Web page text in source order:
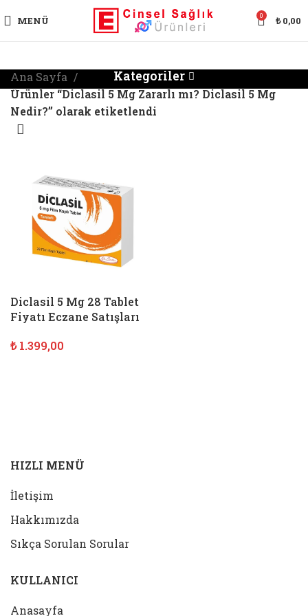
MENÜ 0 ₺0,00
Kategoriler
Ana Sayfa
Ürünler “Diclasil 5 Mg Zararlı mı? Diclasil 5 Mg
Nedir?” olarak etiketlendi
Diclasil 5 Mg 28 Tablet
Fiyatı Eczane Satışları
₺1.399,00
HIZLI MENÜ
İletişim
Hakkımızda
Sıkça Sorulan Sorular
KULLANICI
Anasayfa